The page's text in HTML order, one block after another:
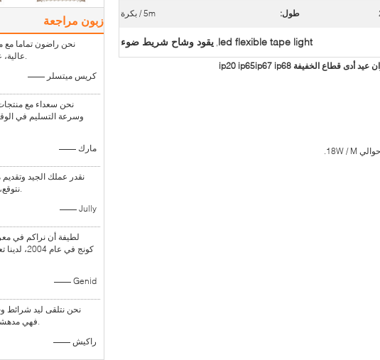
زبون مراجعة
نحن راضون تماما مع
عالية، عملائنا سعداء جدا.
—— كريس ميتسلر
نحن سعداء مع
وسرعة التسليم في
—— مارك
نقدر عملك الجيد
نتوقع، شكرا مرة أخرى.
—— Jully
لطيفة أن نراكم في
كونج في عام
—— Genid
نحن نتلقى ليد شرائط
فهي مدهشة، أنا أحبهم كثيرا.
—— راكيش
طول: 5m / بكرة
led flexible tape light
, يقود وشاح شريط ضوء